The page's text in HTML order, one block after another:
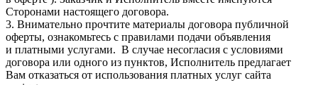
Сторонами настоящего договора.
3. Внимательно прочтите материалы договора публичной
оферты, ознакомьтесь с правилами подачи объявления
и платными услугами. В случае несогласия с условиями
договора или одного из пунктов, Исполнитель предлагает
Вам отказаться от использования платных услуг сайта